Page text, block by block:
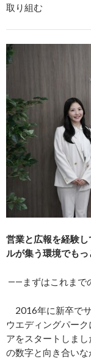
取り組む
営業と広報を経験
ルが集う環境でも
――まずはこれまで
2016年に新卒で
ウエディングパー
アをスタートしま
の数字と向き合い